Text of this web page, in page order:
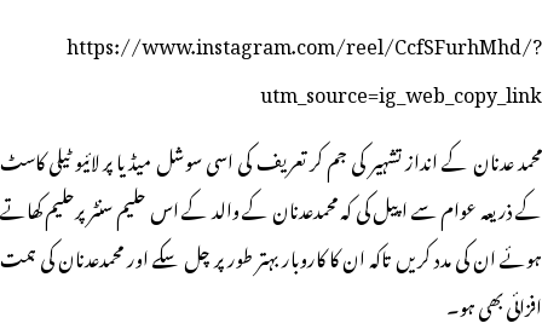
https://www.instagram.com/reel/CcfSFurhMhd/?
utm_source=ig_web_copy_link
محمد عدنان کے انداز تشہیر کی جم کر تعریف کی اسی سوشل میڈیا پر لائیو ٹیلی کاسٹ
کے ذریعہ عوام سے اپیل کی کہ محمدعدنان کے والد کے اس حلیم سنٹر پرحلیم کھاتے
ہوئے ان کی مدد کریں تاکہ ان کا کاروبار بہتر طور پر چل سکے اور محمدعدنان کی ہمت
افزائی بھی ہو۔